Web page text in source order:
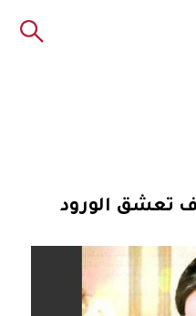
تعشق الورود